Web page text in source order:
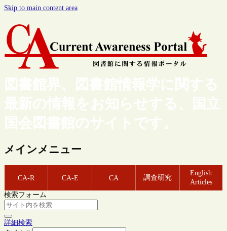
Skip to main content area
図書館界、図書館情報学に関する
最新の情報をお知らせする、国立
国会図書館のサイトです。
メインメニュー
CA-R CA-E CA 調査研究
English
Articles
検索フォーム
詳細検索